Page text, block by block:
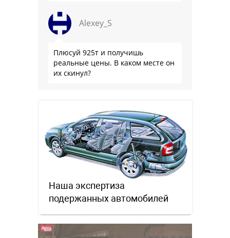
такое слово …
Alexey_S
Плюсуй 925т и получишь
реальные цены. В каком месте он
их скинул?
Наша экспертиза
подержанных автомобилей